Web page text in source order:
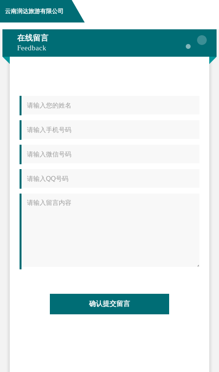
云南润达旅游有限公司
在线留言
Feedback
确认提交留言